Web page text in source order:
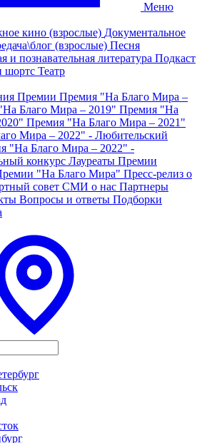
Меню
кино (взрослые) Документальное
(взрослые) Песня
и познавательная литература Подкаст
шортс Театр
Премии Премия "На Благо Мира –
Благо Мира – 2019" Премия "На
Премия "На Благо Мира – 2021"
Мира – 2022" - Любительский
"На Благо Мира – 2022" -
конкурс Лауреаты Премии
"На Благо Мира" Пресс-релиз о
совет СМИ о нас Партнеры
Вопросы и ответы Подборки